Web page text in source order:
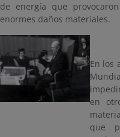
de energía que
enormes daños materiales.
En los
en
que